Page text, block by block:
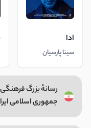
ادا
سینا پارسیان
رسانهٔ بزرگ
جمهوری اسلامی